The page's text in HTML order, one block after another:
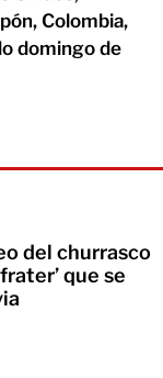
Colombia,
domingo de
del churrasco
que se